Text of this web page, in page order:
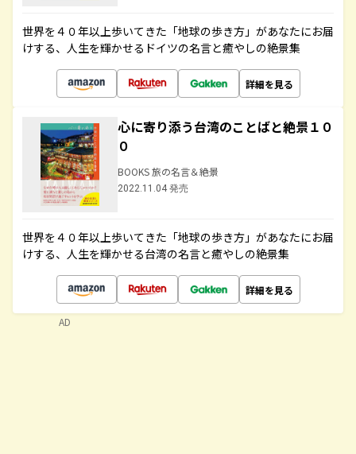
世界を４０年以上歩いてきた「地球の歩き方」があなたにお届
けする、人生を輝かせるドイツの名言と癒やしの絶景集
詳細を見る
心に寄り添う台湾のことばと絶景１０
０
BOOKS 旅の名言＆絶景
2022.11.04 発売
世界を４０年以上歩いてきた「地球の歩き方」があなたにお届
けする、人生を輝かせる台湾の名言と癒やしの絶景集
詳細を見る
AD